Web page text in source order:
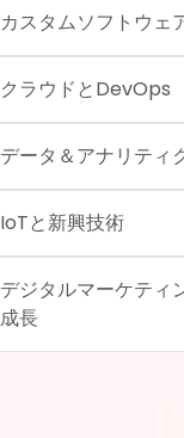
カスタムソフトウェ
クラウドとDevOps
データ＆アナリティ
IoTと新興技術
デジタルマーケティ
成長